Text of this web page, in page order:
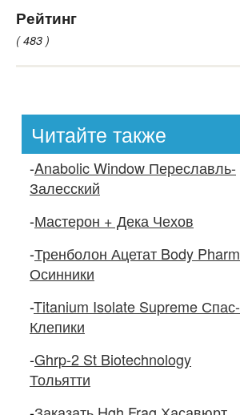
Рейтинг
( 483 )
Читайте также
-Anabolic Window Переславль-
Залесский
-Мастерон + Дека Чехов
-Тренболон Ацетат Body Pharm
Осинники
-Titanium Isolate Supreme Спас-
Клепики
-Ghrp-2 St Biotechnology
Тольятти